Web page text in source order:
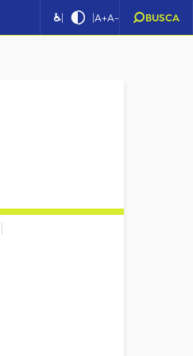
♿| |A+A- BUSCA